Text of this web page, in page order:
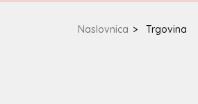
Naslovnica > Trgovina